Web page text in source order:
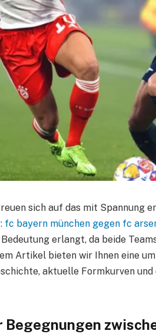
sich auf das mit Spannung
fc bayern münchen gegen fc
erlangt, da beide
Artikel bieten wir Ihnen eine
aktuelle Formkurven